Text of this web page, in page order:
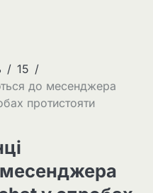
15
до месенджера
протистояти